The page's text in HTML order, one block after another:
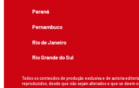
Paraná
Pernambuco
Rio de Janeiro
Rio Grande do Sul
Todos os conteúdos de produção exclusiva e de autoria
reproduzidos, desde que não sejam alterados e que se deem